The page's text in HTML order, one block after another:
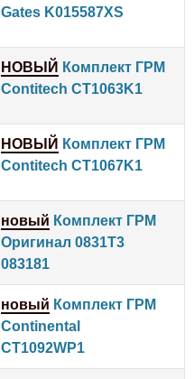
Gates K015587XS
НОВЫЙ Комплект ГРМ
Contitech CT1063K1
НОВЫЙ Комплект ГРМ
Contitech CT1067K1
новый Комплект ГРМ
Оригинал 0831T3
083181
новый Комплект ГРМ
Continental
CT1092WP1